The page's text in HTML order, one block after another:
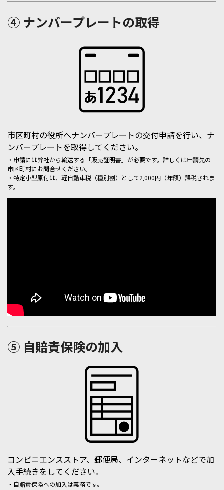
④ ナンバープレートの取得
市区町村の役所へナンバープレートの交付申請を行い、ナ
ンバープレートを取得してください。
・申請には弊社から輸送する「販売証明書」が必要です。詳しくは申請先の
市区町村にお問合せください。
・特定小型原付は、軽自動車税（種別割）として2,000円（年額）課税されま
す。
⑤ 自賠責保険の加入
コンビニエンスストア、郵便局、インターネットなどで加
入手続きをしてください。
・自賠責保険への加入は義務です。